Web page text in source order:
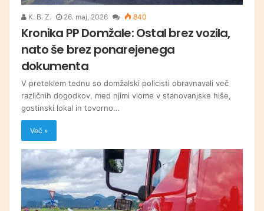
K. B. Z. 26. maj, 2026 840
Kronika PP Domžale: Ostal brez vozila,
nato še brez ponarejenega
dokumenta
V preteklem tednu so domžalski policisti obravnavali več
različnih dogodkov, med njimi vlome v stanovanjske hiše,
gostinski lokal in tovorno…
Več »